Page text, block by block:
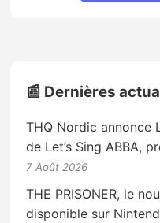
📰 Dernières
THQ Nordic annonce
de Let’s Sing ABBA,
7 Août 2026
THE PRISONER, le
disponible sur